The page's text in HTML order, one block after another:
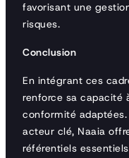
favorisant une
risques.
Conclusion
En intégrant ces
renforce sa capacité
conformité
acteur clé, Naaia
référentiels